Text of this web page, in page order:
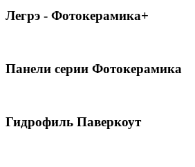
Легрэ - Фотокерамика+
Панели серии Фотокерамика
Гидрофиль Паверкоут